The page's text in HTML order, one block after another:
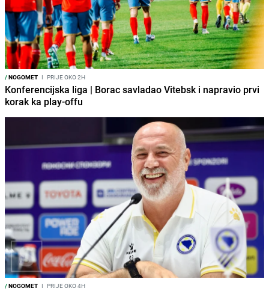
/NOGOMET I PRIJE OKO 2H
Konferencijska liga | Borac savladao Vitebsk i napravio prvi
korak ka play-offu
/NOGOMET I PRIJE OKO 4H